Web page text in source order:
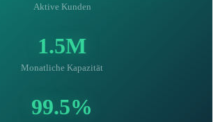
Aktive Kunden
1.5M
Monatliche Kapazität
99.5%